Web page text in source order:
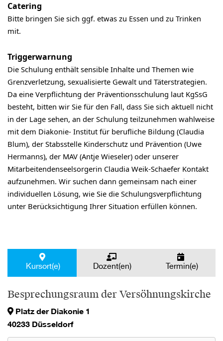
Catering
Bitte bringen Sie sich ggf. etwas zu Essen und zu Trinken
mit.
Triggerwarnung
Die Schulung enthält sensible Inhalte und Themen wie
Grenzverletzung, sexualisierte Gewalt und Täterstrategien.
Da eine Verpflichtung der Präventionsschulung laut KgSsG
besteht, bitten wir Sie für den Fall, dass Sie sich aktuell nicht
in der Lage sehen, an der Schulung teilzunehmen wahlweise
mit dem Diakonie- Institut für berufliche Bildung (Claudia
Blum), der Stabsstelle Kinderschutz und Prävention (Uwe
Hermanns), der MAV (Antje Wieseler) oder unserer
Mitarbeitendenseelsorgerin Claudia Weik-Schaefer Kontakt
aufzunehmen. Wir suchen dann gemeinsam nach einer
individuellen Lösung, wie Sie die Schulungsverpflichtung
unter Berücksichtigung Ihrer Situation erfüllen können.
Kursort(e) Dozent(en) Termin(e)
Besprechungsraum der Versöhnungskirche
Platz der Diakonie 1
40233 Düsseldorf